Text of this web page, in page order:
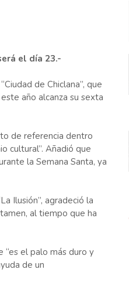
el día 23.-
de Chiclana”, que
año alcanza su sexta
de referencia dentro
cultural”. Añadió que
la Semana Santa, ya
Ilusión”, agradeció la
al tiempo que ha
“es el palo más duro y
de un